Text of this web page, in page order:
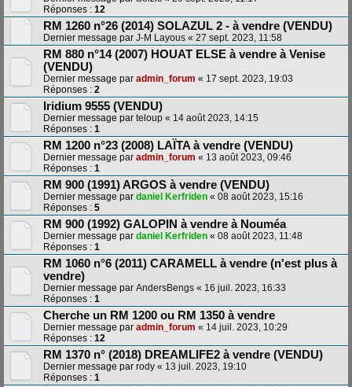
Réponses : 12
RM 1260 n°26 (2014) SOLAZUL 2 - à vendre (VENDU)
Dernier message par J-M Layous « 27 sept. 2023, 11:58
RM 880 n°14 (2007) HOUAT ELSE à vendre à Venise
(VENDU)
Dernier message par admin_forum « 17 sept. 2023, 19:03
Réponses : 2
Iridium 9555 (VENDU)
Dernier message par teloup « 14 août 2023, 14:15
Réponses : 1
RM 1200 n°23 (2008) LAÏTA à vendre (VENDU)
Dernier message par admin_forum « 13 août 2023, 09:46
Réponses : 1
RM 900 (1991) ARGOS à vendre (VENDU)
Dernier message par daniel Kerfriden « 08 août 2023, 15:16
Réponses : 5
RM 900 (1992) GALOPIN à vendre à Nouméa
Dernier message par daniel Kerfriden « 08 août 2023, 11:48
Réponses : 1
RM 1060 n°6 (2011) CARAMELL à vendre (n'est plus à
vendre)
Dernier message par AndersBengs « 16 juil. 2023, 16:33
Réponses : 1
Cherche un RM 1200 ou RM 1350 à vendre
Dernier message par admin_forum « 14 juil. 2023, 10:29
Réponses : 12
RM 1370 n° (2018) DREAMLIFE2 à vendre (VENDU)
Dernier message par rody « 13 juil. 2023, 19:10
Réponses : 1